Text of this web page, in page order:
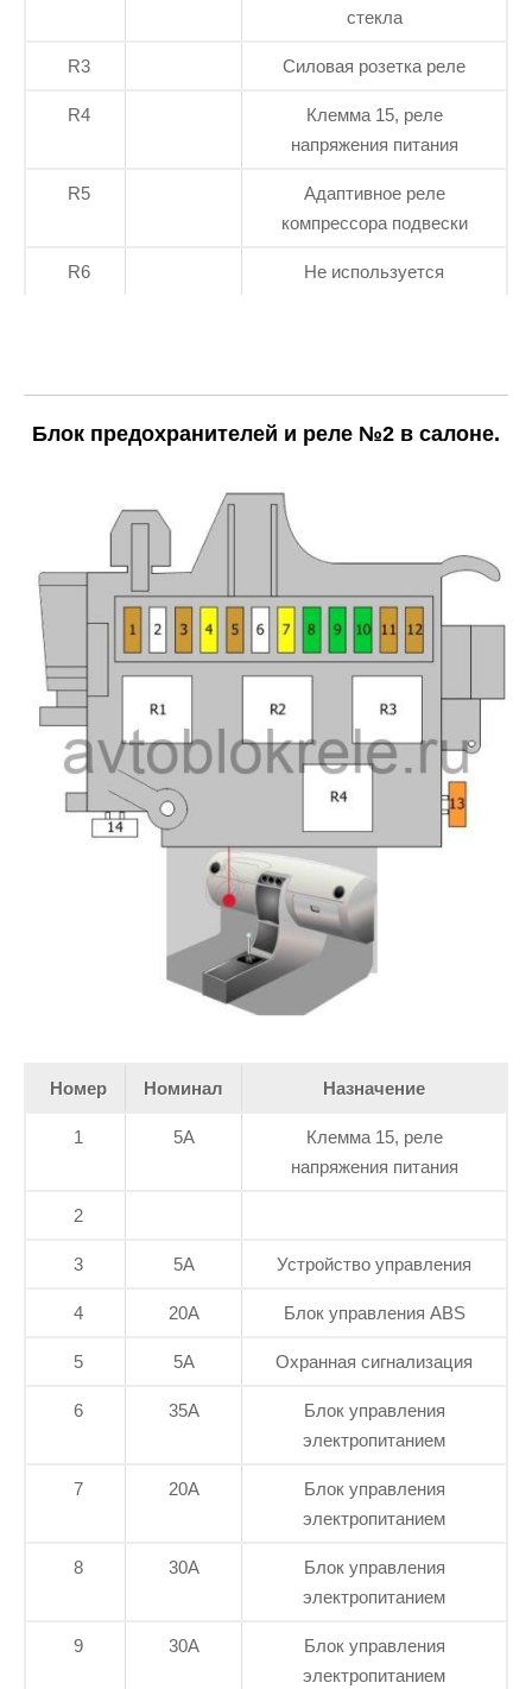
стекла
R3 Силовая розетка реле
R4
Клемма 15, реле
напряжения питания
R5
Адаптивное реле
компрессора подвески
R6 Не используется
Блок предохранителей и реле №2 в салоне.
Номер Номинал Назначение
1 5А
Клемма 15, реле
напряжения питания
2
3 5А Устройство управления
4 20А Блок управления ABS
5 5А Охранная сигнализация
6 35А
Блок управления
электропитанием
7 20А
Блок управления
электропитанием
8 30А
Блок управления
электропитанием
9 30А
Блок управления
электропитанием